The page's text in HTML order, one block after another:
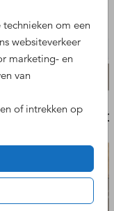
om een
websiteverkeer
marketing- en
van
of intrekken op